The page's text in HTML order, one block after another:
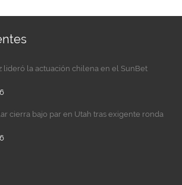
lideró la actuación chilena en el SunBet
cierra bajo par en Utah tras exigente ronda